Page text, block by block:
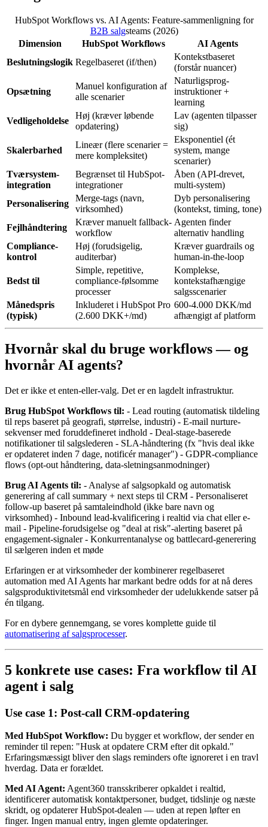
HubSpot Workflows vs. AI Agents: Feature-sammenligning for
B2B salgsteams (2026)
Dimension
HubSpot Workflows
AI Agents
Beslutningslogik Regelbaseret (if/then)
Kontekstbaseret
(forstår nuancer)
Opsætning
Manuel konfiguration af
alle scenarier
Naturligsprog-
instruktioner +
learning
Vedligeholdelse
Høj (kræver løbende
opdatering)
Lav (agenten tilpasser
sig)
Skalerbarhed
Lineær (flere scenarier =
mere kompleksitet)
Eksponentiel (ét
system, mange
scenarier)
Tværsystem-
integration
Begrænset til HubSpot-
integrationer
Åben (API-drevet,
multi-system)
Personalisering
Merge-tags (navn,
virksomhed)
Dyb personalisering
(kontekst, timing, tone)
Fejlhåndtering
Kræver manuelt fallback-
workflow
Agenten finder
alternativ handling
Compliance-
kontrol
Høj (forudsigelig,
auditerbar)
Kræver guardrails og
human-in-the-loop
Bedst til
Simple, repetitive,
compliance-følsomme
processer
Komplekse,
kontekstafhængige
salgsscenarier
Månedspris
(typisk)
Inkluderet i HubSpot Pro
(2.600 DKK+/md)
600-4.000 DKK/md
afhængigt af platform
Hvornår skal du bruge workflows — og
hvornår AI agents?
Det er ikke et enten-eller-valg. Det er en lagdelt infrastruktur.
Brug HubSpot Workflows til: - Lead routing (automatisk tildeling
til reps baseret på geografi, størrelse, industri) - E-mail nurture-
sekvenser med foruddefineret indhold - Deal-stage-baserede
notifikationer til salgslederen - SLA-håndtering (fx "hvis deal ikke
er opdateret inden 7 dage, notificér manager") - GDPR-compliance
flows (opt-out håndtering, data-sletningsanmodninger)
Brug AI Agents til: - Analyse af salgsopkald og automatisk
generering af call summary + next steps til CRM - Personaliseret
follow-up baseret på samtaleindhold (ikke bare navn og
virksomhed) - Inbound lead-kvalificering i realtid via chat eller e-
mail - Pipeline-forudsigelse og "deal at risk"-alerting baseret på
engagement-signaler - Konkurrentanalyse og battlecard-generering
til sælgeren inden et møde
Erfaringen er at virksomheder der kombinerer regelbaseret
automation med AI Agents har markant bedre odds for at nå deres
salgsproduktivitetsmål end virksomheder der udelukkende satser på
én tilgang.
For en dybere gennemgang, se vores komplette guide til
automatisering af salgsprocesser.
5 konkrete use cases: Fra workflow til AI
agent i salg
Use case 1: Post-call CRM-opdatering
Med HubSpot Workflow: Du bygger et workflow, der sender en
reminder til repen: "Husk at opdatere CRM efter dit opkald."
Erfaringsmæssigt bliver den slags reminders ofte ignoreret i en travl
hverdag. Data er forældet.
Med AI Agent: Agent360 transskriberer opkaldet i realtid,
identificerer automatisk kontaktpersoner, budget, tidslinje og næste
skridt, og opdaterer HubSpot-dealen — uden at repen løfter en
finger. Ingen manual entry, ingen glemte opdateringer.